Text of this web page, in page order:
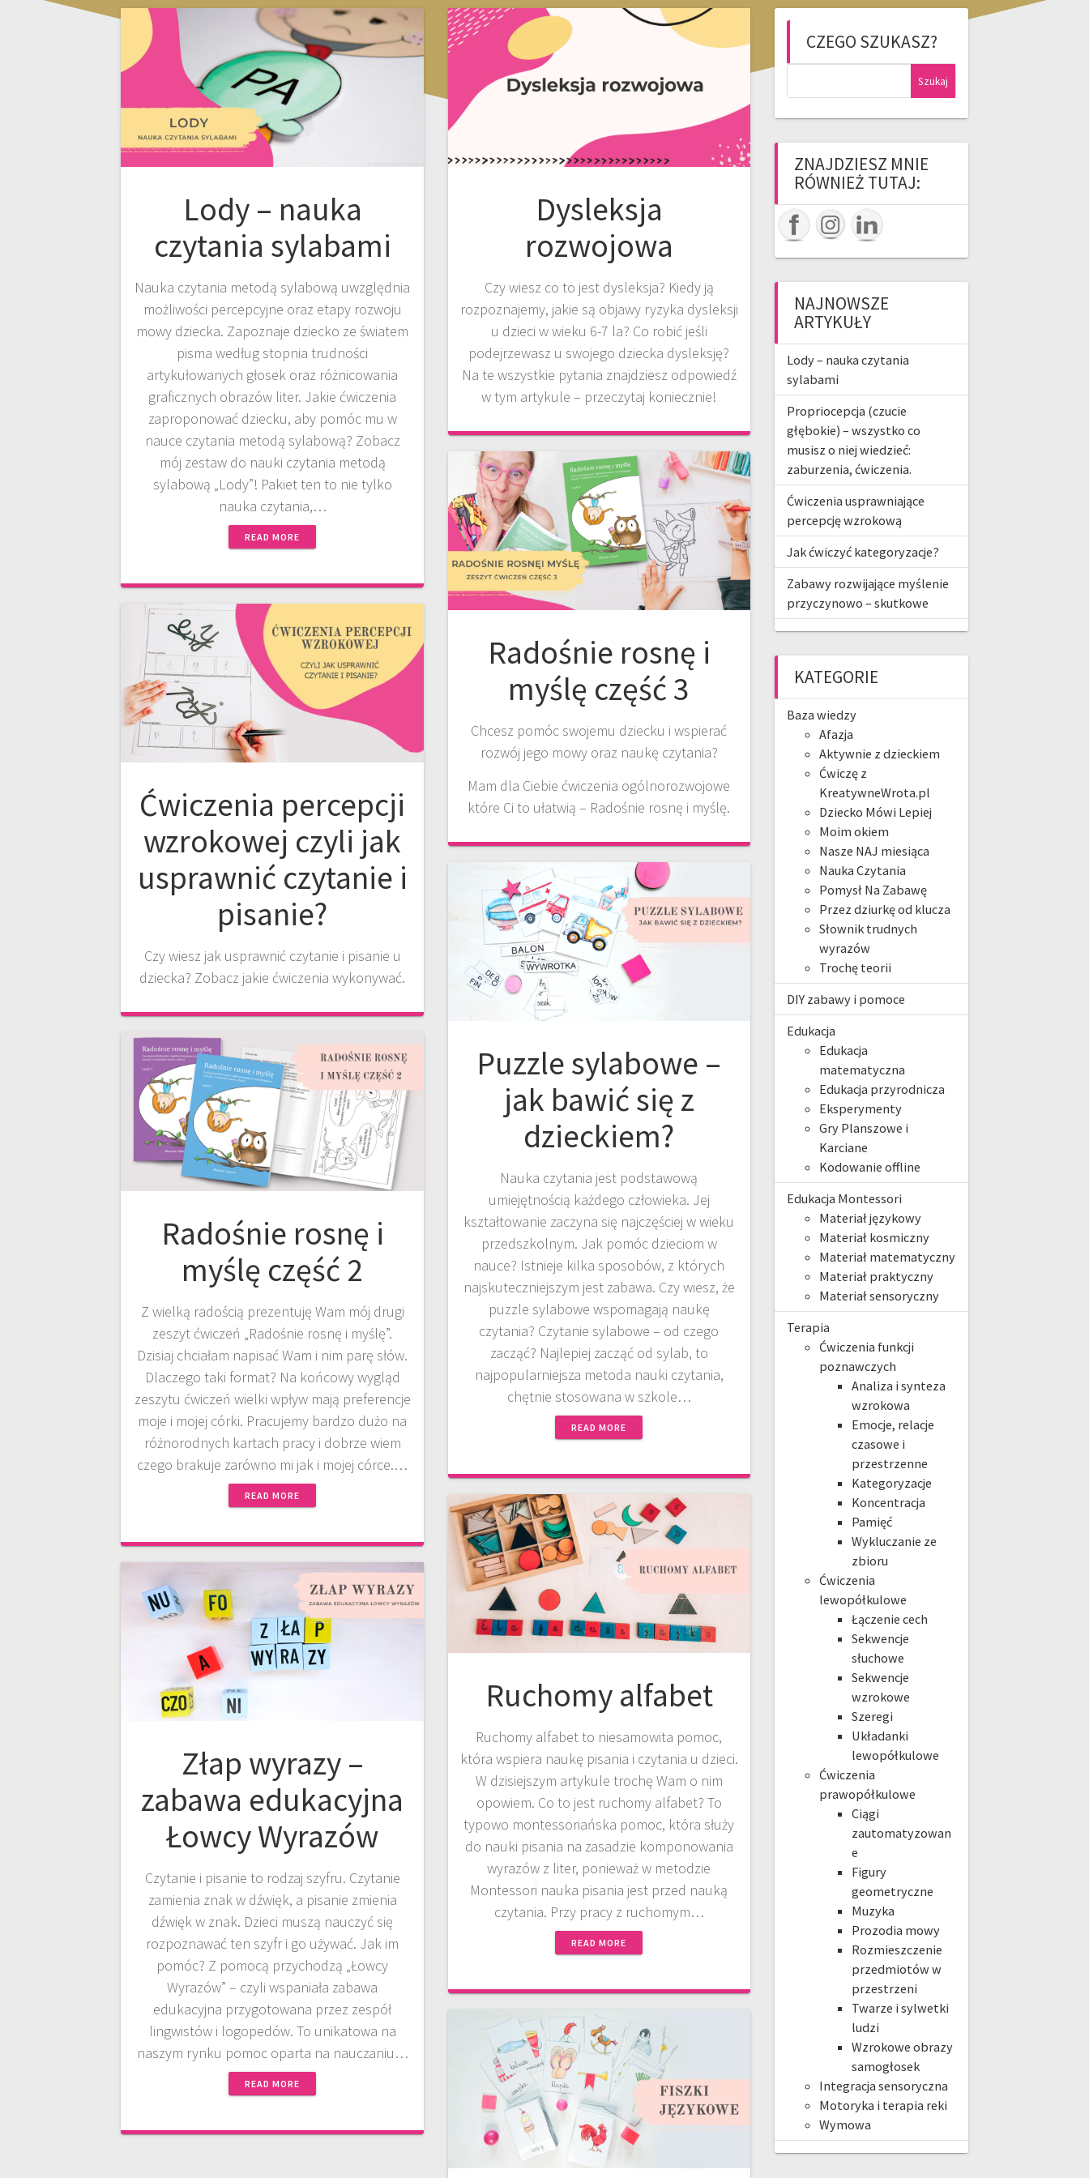
Lody – nauka
czytania sylabami
Nauka czytania metodą sylabową uwzględnia
możliwości percepcyjne oraz etapy rozwoju
mowy dziecka. Zapoznaje dziecko ze światem
pisma według stopnia trudności
artykułowanych głosek oraz różnicowania
graficznych obrazów liter. Jakie ćwiczenia
zaproponować dziecku, aby pomóc mu w
nauce czytania metodą sylabową? Zobacz
mój zestaw do nauki czytania metodą
sylabową „Lody”! Pakiet ten to nie tylko
nauka czytania,…
READ MORE
Dysleksja
rozwojowa
Czy wiesz co to jest dysleksja? Kiedy ją
rozpoznajemy, jakie są objawy ryzyka dysleksji
u dzieci w wieku 6-7 la? Co robić jeśli
podejrzewasz u swojego dziecka dysleksję?
Na te wszystkie pytania znajdziesz odpowiedź
w tym artykule – przeczytaj koniecznie!
Radośnie rosnę i
myślę część 3
Chcesz pomóc swojemu dziecku i wspierać
rozwój jego mowy oraz naukę czytania?
Mam dla Ciebie ćwiczenia ogólnorozwojowe
które Ci to ułatwią – Radośnie rosnę i myślę.
Ćwiczenia percepcji
wzrokowej czyli jak
usprawnić czytanie i
pisanie?
Czy wiesz jak usprawnić czytanie i pisanie u
dziecka? Zobacz jakie ćwiczenia wykonywać.
Puzzle sylabowe –
jak bawić się z
dzieckiem?
Nauka czytania jest podstawową
umiejętnością każdego człowieka. Jej
kształtowanie zaczyna się najczęściej w wieku
przedszkolnym. Jak pomóc dzieciom w
nauce? Istnieje kilka sposobów, z których
najskuteczniejszym jest zabawa. Czy wiesz, że
puzzle sylabowe wspomagają naukę
czytania? Czytanie sylabowe – od czego
zacząć? Najlepiej zacząć od sylab, to
najpopularniejsza metoda nauki czytania,
chętnie stosowana w szkole…
READ MORE
Radośnie rosnę i
myślę część 2
Z wielką radością prezentuję Wam mój drugi
zeszyt ćwiczeń „Radośnie rosnę i myślę”.
Dzisiaj chciałam napisać Wam i nim parę słów.
Dlaczego taki format? Na końcowy wygląd
zeszytu ćwiczeń wielki wpływ mają preferencje
moje i mojej córki. Pracujemy bardzo dużo na
różnorodnych kartach pracy i dobrze wiem
czego brakuje zarówno mi jak i mojej córce.…
READ MORE
Ruchomy alfabet
Ruchomy alfabet to niesamowita pomoc,
która wspiera naukę pisania i czytania u dzieci.
W dzisiejszym artykule trochę Wam o nim
opowiem. Co to jest ruchomy alfabet? To
typowo montessoriańska pomoc, która służy
do nauki pisania na zasadzie komponowania
wyrazów z liter, ponieważ w metodzie
Montessori nauka pisania jest przed nauką
czytania. Przy pracy z ruchomym…
READ MORE
Złap wyrazy –
zabawa edukacyjna
Łowcy Wyrazów
Czytanie i pisanie to rodzaj szyfru. Czytanie
zamienia znak w dźwięk, a pisanie zmienia
dźwięk w znak. Dzieci muszą nauczyć się
rozpoznawać ten szyfr i go używać. Jak im
pomóc? Z pomocą przychodzą „Łowcy
Wyrazów” – czyli wspaniała zabawa
edukacyjna przygotowana przez zespół
lingwistów i logopedów. To unikatowa na
naszym rynku pomoc oparta na nauczaniu…
READ MORE
CZEGO SZUKASZ?
ZNAJDZIESZ MNIE
RÓWNIEŻ TUTAJ:
NAJNOWSZE
ARTYKUŁY
Lody – nauka czytania
sylabami
Propriocepcja (czucie
głębokie) – wszystko co
musisz o niej wiedzieć:
zaburzenia, ćwiczenia.
Ćwiczenia usprawniające
percepcję wzrokową
Jak ćwiczyć kategoryzacje?
Zabawy rozwijające myślenie
przyczynowo – skutkowe
KATEGORIE
Baza wiedzy
Afazja
Aktywnie z dzieckiem
Ćwiczę z
KreatywneWrota.pl
Dziecko Mówi Lepiej
Moim okiem
Nasze NAJ miesiąca
Nauka Czytania
Pomysł Na Zabawę
Przez dziurkę od klucza
Słownik trudnych
wyrazów
Trochę teorii
DIY zabawy i pomoce
Edukacja
Edukacja
matematyczna
Edukacja przyrodnicza
Eksperymenty
Gry Planszowe i
Karciane
Kodowanie offline
Edukacja Montessori
Materiał językowy
Materiał kosmiczny
Materiał matematyczny
Materiał praktyczny
Materiał sensoryczny
Terapia
Ćwiczenia funkcji
poznawczych
Analiza i synteza
wzrokowa
Emocje, relacje
czasowe i
przestrzenne
Kategoryzacje
Koncentracja
Pamięć
Wykluczanie ze
zbioru
Ćwiczenia
lewopółkulowe
Łączenie cech
Sekwencje
słuchowe
Sekwencje
wzrokowe
Szeregi
Układanki
lewopółkulowe
Ćwiczenia
prawopółkulowe
Ciągi
zautomatyzowan
e
Figury
geometryczne
Muzyka
Prozodia mowy
Rozmieszczenie
przedmiotów w
przestrzeni
Twarze i sylwetki
ludzi
Wzrokowe obrazy
samogłosek
Integracja sensoryczna
Motoryka i terapia reki
Wymowa